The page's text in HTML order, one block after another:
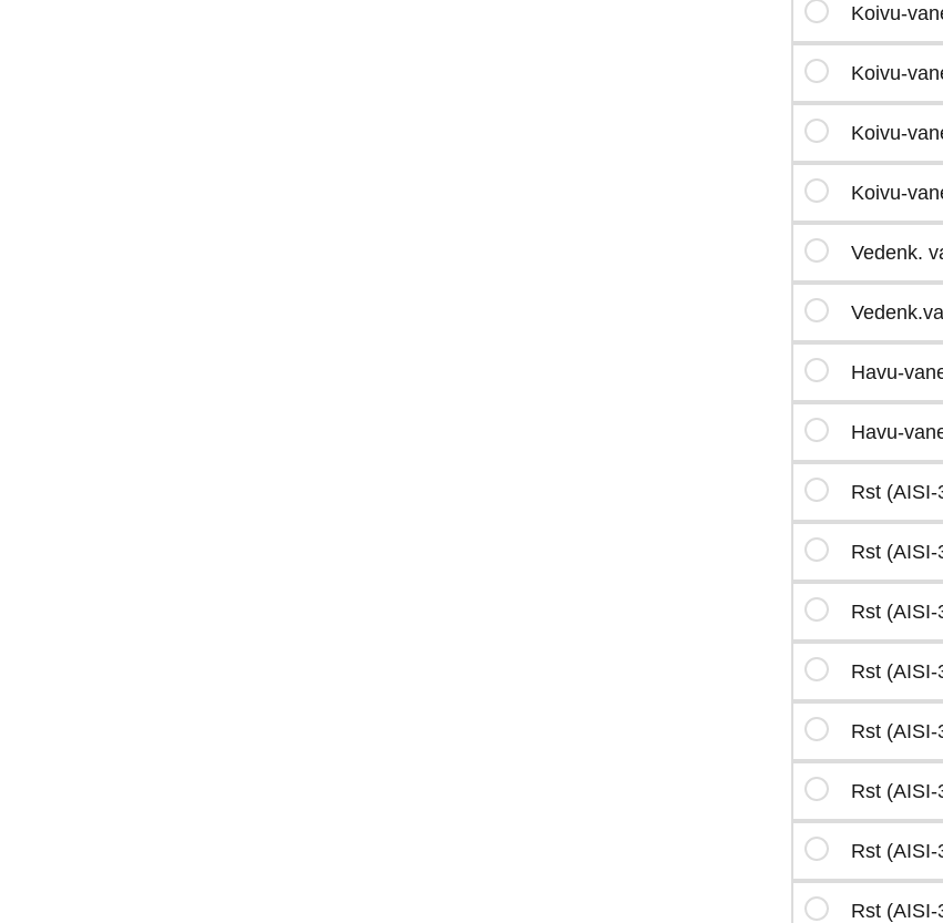
Koivu-
Koivu-
Koivu-
Koivu-
Vedenk.
Havu-
Havu-
Rst
Rst
Rst
Rst
Rst
Rst
Rst
Rst